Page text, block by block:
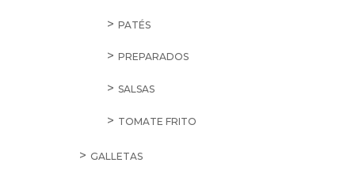
PATÉS
PREPARADOS
SALSAS
TOMATE FRITO
GALLETAS